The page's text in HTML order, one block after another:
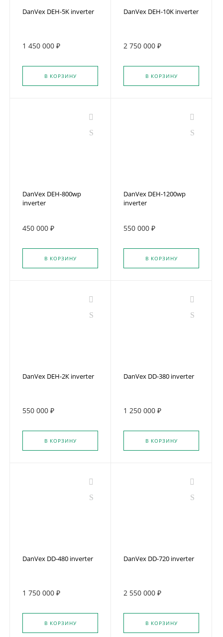
DanVex DEH-5K inverter
1 450 000 ₽
В КОРЗИНУ
DanVex DEH-10K inverter
2 750 000 ₽
В КОРЗИНУ
DanVex DEH-800wp
inverter
450 000 ₽
В КОРЗИНУ
DanVex DEH-1200wp
inverter
550 000 ₽
В КОРЗИНУ
DanVex DEH-2К inverter
550 000 ₽
В КОРЗИНУ
DanVex DD-380 inverter
1 250 000 ₽
В КОРЗИНУ
DanVex DD-480 inverter
1 750 000 ₽
В КОРЗИНУ
DanVex DD-720 inverter
2 550 000 ₽
В КОРЗИНУ